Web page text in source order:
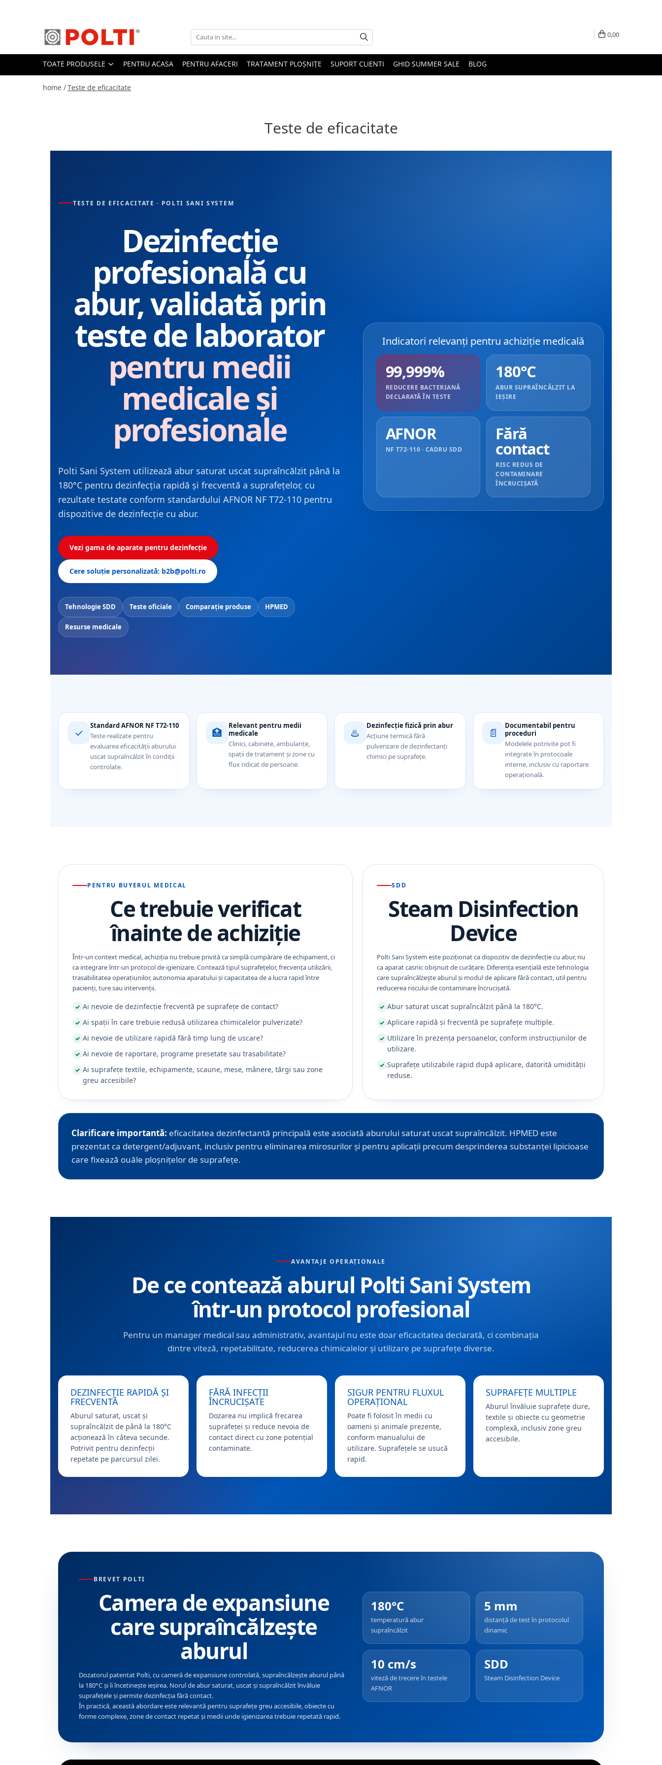
Toate Produsele
Aparate Medicale
Aspiratoare profesionale
Aspiratoare cu abur
Aspiratoare cu spălare
Statii de calcat profesionale
Espresoare cu capsule
Accesorii dispozitive profesionale
0,00
TOATE PRODUSELE PENTRU ACASA PENTRU AFACERI TRATAMENT PLOȘNIȚE SUPORT CLIENTI GHID SUMMER SALE BLOG
home /Teste de eficacitate
Teste de eficacitate
TESTE DE EFICACITATE · POLTI SANI SYSTEM
Dezinfecție
profesională cu
abur, validată prin
teste de laborator
pentru medii
medicale și
profesionale
Polti Sani System utilizează abur saturat uscat supraîncălzit până la
180°C pentru dezinfecția rapidă și frecventă a suprafețelor, cu
rezultate testate conform standardului AFNOR NF T72-110 pentru
dispozitive de dezinfecție cu abur.
Vezi gama de aparate pentru dezinfecție
Cere soluție personalizată: b2b@polti.ro
Tehnologie SDD Teste oficiale Comparație produse HPMED
Resurse medicale
Indicatori relevanți pentru achiziție medicală
99,999%
REDUCERE BACTERIANĂ
DECLARATĂ ÎN TESTE
180°C
ABUR SUPRAÎNCĂLZIT LA
IEȘIRE
AFNOR
NF T72-110 · CADRU SDD
Fără
contact
RISC REDUS DE
CONTAMINARE
ÎNCRUCIȘATĂ
✓
Standard AFNOR NF T72-110
Teste realizate pentru
evaluarea eficacității aburului
uscat supraîncălzit în condiții
controlate.
🏥
Relevant pentru medii
medicale
Clinici, cabinete, ambulanțe,
spații de tratament și zone cu
flux ridicat de persoane.
♨️
Dezinfecție fizică prin abur
Acțiune termică fără
pulverizare de dezinfectanți
chimici pe suprafețe.
📄
Documentabil pentru
proceduri
Modelele potrivite pot fi
integrate în protocoale
interne, inclusiv cu raportare
operațională.
PENTRU BUYERUL MEDICAL
Ce trebuie verificat
înainte de achiziție
Într-un context medical, achiziția nu trebuie privită ca simplă cumpărare de echipament, ci
ca integrare într-un protocol de igienizare. Contează tipul suprafețelor, frecvența utilizării,
trasabilitatea operațiunilor, autonomia aparatului și capacitatea de a lucra rapid între
pacienți, ture sau intervenții.
Ai nevoie de dezinfecție frecventă pe suprafețe de contact?
Ai spații în care trebuie redusă utilizarea chimicalelor pulverizate?
Ai nevoie de utilizare rapidă fără timp lung de uscare?
Ai nevoie de raportare, programe presetate sau trasabilitate?
Ai suprafețe textile, echipamente, scaune, mese, mânere, tărgi sau zone
greu accesibile?
SDD
Steam Disinfection
Device
Polti Sani System este poziționat ca dispozitiv de dezinfecție cu abur, nu
ca aparat casnic obișnuit de curățare. Diferența esențială este tehnologia
care supraîncălzește aburul și modul de aplicare fără contact, util pentru
reducerea riscului de contaminare încrucișată.
Abur saturat uscat supraîncălzit până la 180°C.
Aplicare rapidă și frecventă pe suprafețe multiple.
Utilizare în prezența persoanelor, conform instrucțiunilor de
utilizare.
Suprafețe utilizabile rapid după aplicare, datorită umidității
reduse.
Clarificare importantă: eficacitatea dezinfectantă principală este asociată aburului saturat uscat supraîncălzit. HPMED este
prezentat ca detergent/adjuvant, inclusiv pentru eliminarea mirosurilor și pentru aplicații precum desprinderea substanței lipicioase
care fixează ouăle ploșnițelor de suprafețe.
AVANTAJE OPERAȚIONALE
De ce contează aburul Polti Sani System
într-un protocol profesional
Pentru un manager medical sau administrativ, avantajul nu este doar eficacitatea declarată, ci combinația
dintre viteză, repetabilitate, reducerea chimicalelor și utilizare pe suprafețe diverse.
DEZINFECȚIE RAPIDĂ ȘI
FRECVENTĂ
Aburul saturat, uscat și
supraîncălzit de până la 180°C
acționează în câteva secunde.
Potrivit pentru dezinfecții
repetate pe parcursul zilei.
FĂRĂ INFECȚII
ÎNCRUCIȘATE
Dozarea nu implică frecarea
suprafeței și reduce nevoia de
contact direct cu zone potențial
contaminate.
SIGUR PENTRU FLUXUL
OPERAȚIONAL
Poate fi folosit în medii cu
oameni și animale prezente,
conform manualului de
utilizare. Suprafețele se usucă
rapid.
SUPRAFEȚE MULTIPLE
Aburul învăluie suprafețe dure,
textile și obiecte cu geometrie
complexă, inclusiv zone greu
accesibile.
BREVET POLTI
Camera de expansiune
care supraîncălzește
aburul
Dozatorul patentat Polti, cu cameră de expansiune controlată, supraîncălzește aburul până
la 180°C și îi încetinește ieșirea. Norul de abur saturat, uscat și supraîncălzit învăluie
suprafețele și permite dezinfecția fără contact.
În practică, această abordare este relevantă pentru suprafețe greu accesibile, obiecte cu
forme complexe, zone de contact repetat și medii unde igienizarea trebuie repetată rapid.
180°C
temperatură abur
supraîncălzit
5 mm
distanță de test în protocolul
dinamic
10 cm/s
viteză de trecere în testele
AFNOR
SDD
Steam Disinfection Device